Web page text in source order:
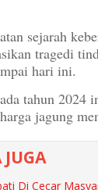
sejarah
tragedi
hari ini.
tahun 2024
jagung
JUGA
Di Cecar